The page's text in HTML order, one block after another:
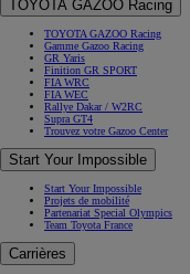
TOYOTA GAZOO Racing
TOYOTA GAZOO Racing
Gamme Gazoo Racing
GR Yaris
Finition GR SPORT
FIA WRC
FIA WEC
Rallye Dakar / W2RC
Supra GT4
Trouvez votre Gazoo Center
Start Your Impossible
Start Your Impossible
Projets de mobilité
Partenariat Special Olympics
Team Toyota France
Carrières